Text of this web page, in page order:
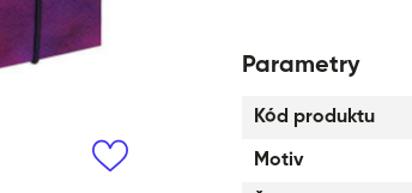
Parametry
Kód produktu
Motiv